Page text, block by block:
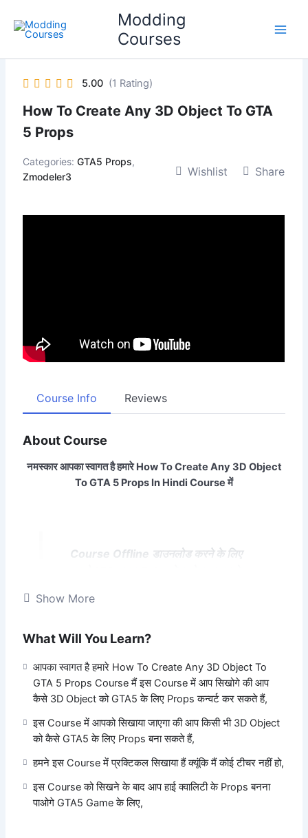
content
Modding
Courses
5.00 (1 Rating)
How To Create Any 3D Object To GTA
5 Props
Categories:GTA5 Props,
Zmodeler3
Wishlist Share
Course Info Reviews
About Course
नमस्कार आपका स्वागत है हमारे How To Create Any 3D Object
To GTA 5 Props In Hindi Course में
Course Offline डाउनलोड करने के लिए
will have to pay 150 rupees extra
6356265532
इस Course में मैंने बताया है कैसे आप घर बैठे आप ऑनलाइन किसी भी 3D
Object को GTA5 Props में कैसे Convert कर सकते हो
हमने इस Course में कुछ सॉफ्टवेयर्स का उपयोग किया है जो Paid और
Free दोनो हैं
Zmodeler 3Paid सॉफ्टवेयर हैं पर आपको इस का 14 दिन का
Show More
What Will You Learn?
आपका स्वागत है हमारे How To Create Any 3D Object To
GTA 5 Props Course मैं इस Course में आप सिखोगे की आप
कैसे 3D Object को GTA5 के लिए Props कन्वर्ट कर सकते हैं,
इस Course में आपको सिखाया जाएगा की आप किसी भी 3D Object
को कैसे GTA5 के लिए Props बना सकते हैं,
हमने इस Course में प्रक्टिकल सिखाया हैं क्यूंकि मैं कोई टीचर नहीं हो,
इस Course को सिखने के बाद आप हाई क्वालिटी के Props बनना
पाओगे GTA5 Game के लिए,